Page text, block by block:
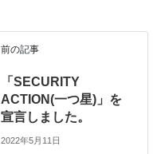
前の記事
「SECURITY
ACTION(一つ星)」を
宣言しました。
2022年5月11日